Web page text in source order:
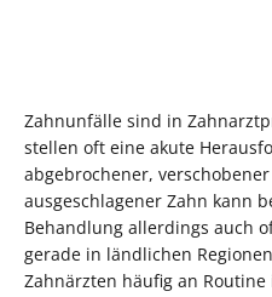
Zahnunfälle sind in
stellen oft eine akute
abgebrochener,
ausgeschlagener Zahn kann
Behandlung allerdings auch
gerade in ländlichen
Zahnärzten häufig an